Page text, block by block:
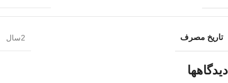
تاریخ مصرف 2سال
دیدگاهها